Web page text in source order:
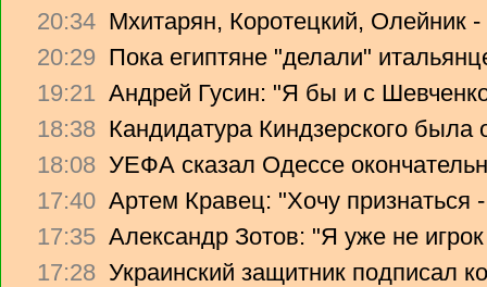
20:34 Мхитарян, Коротецкий, Олейник -
20:29 Пока египтяне "делали"
19:21 Андрей Гусин: "Я бы и с
18:38 Кандидатура Киндзерского была
18:08 УЕФА сказал Одессе
17:40 Артем Кравец: "Хочу признаться
17:35 Александр Зотов: "Я уже не
17:28 Украинский защитник подписал